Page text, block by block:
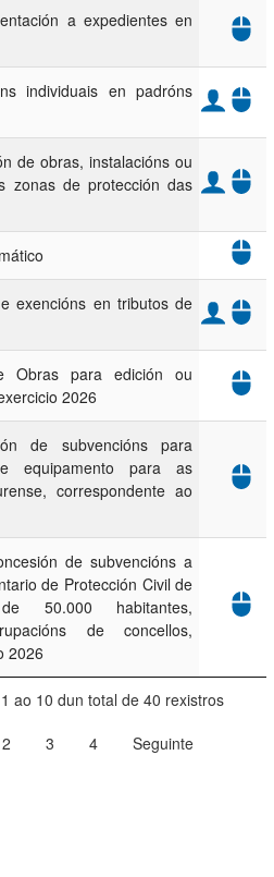
a expedientes en
individuais en padróns
de obras, instalacións ou
zonas de protección das
exencións en tributos de
Obras para edición ou
2026
de subvencións para
equipamento para as
correspondente ao
de subvencións a
de Protección Civil de
50.000 habitantes,
de concellos,
2026
ao 10 dun total de 40 rexistros
2 3 4 Seguinte